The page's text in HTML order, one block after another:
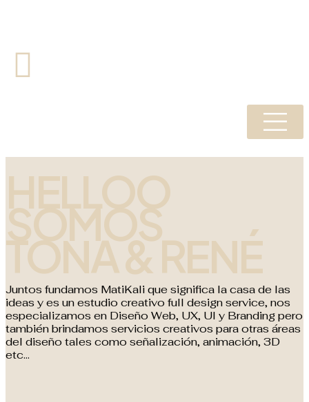
HELLOO
SOMOS
TONA & RENÉ
Juntos fundamos MatiKali que significa la casa de las
ideas y es un estudio creativo full design service, nos
especializamos en Diseño Web, UX, UI y Branding pero
también brindamos servicios creativos para otras áreas
del diseño tales como señalización, animación, 3D
etc…